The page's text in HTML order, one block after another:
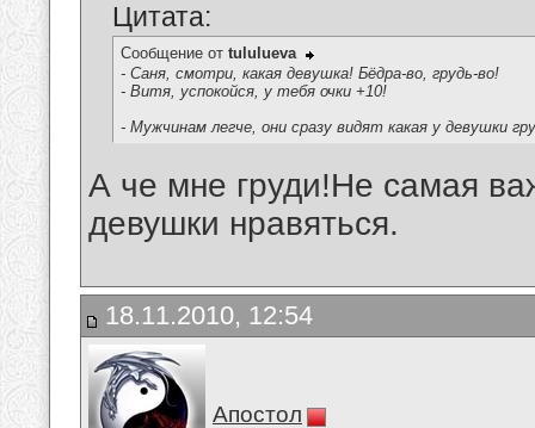
Цитата:
Сообщение от tululueva
- Саня, смотри, какая девушка! Бёдра-во, грудь-во!
- Витя, успокойся, у тебя очки +10!
- Мужчинам легче, они сразу видят какая у девушки
А че мне груди!Не самая
девушки нравяться.
18.11.2010, 12:54
Апостол